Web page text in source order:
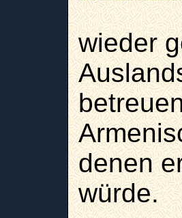
wieder
denen
würde.